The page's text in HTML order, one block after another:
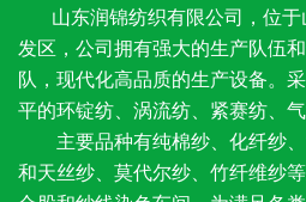
山东润锦纺织有限公司，位于
发区，公司拥有强大的生产队伍
队，现代化高品质的生产设备。
平的环锭纺、涡流纺、紧赛纺、
主要品种有纯棉纱、化纤纱、
和天丝纱、莫代尔纱、竹纤维纱